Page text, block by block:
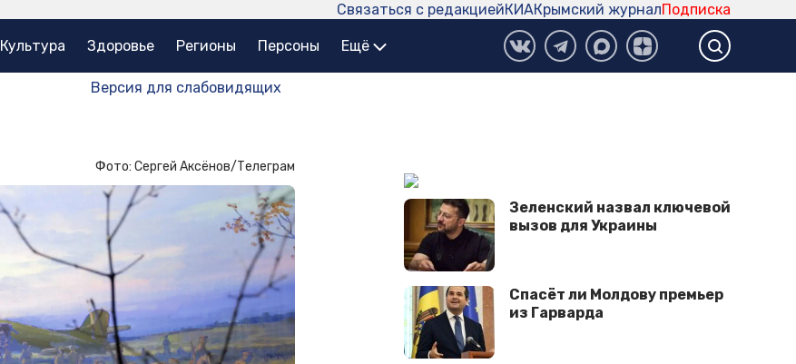
Подписка
Крымский журнал
КИА
Связаться с редакцией
Культура Здоровье Регионы Персоны Ещё
Версия для слабовидящих
Фото: Сергей Аксёнов/Телеграм
Зеленский назвал ключевой
вызов для Украины
Спасёт ли Молдову премьер
из Гарварда